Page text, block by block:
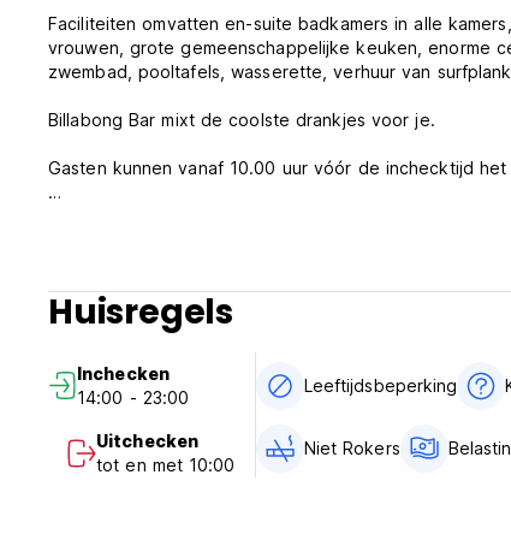
Faciliteiten omvatten en-suite badkamers in alle
vrouwen, grote gemeenschappelijke keuken, enorme
zwembad, pooltafels, wasserette, verhuur van
Billabong Bar mixt de coolste drankjes voor je.
Gasten kunnen vanaf 10.00 uur vóór de inchecktijd
Om teleurstelling te voorkomen dient u tussen de 18
privékamers die net ouder zijn dan 18 jaar. Alle
inchecken. Er worden geen uitzonderingen gemaakt.
in onze budget tweepersoons-, tweepersoons- of
Wij accepteren geen Schoolies.
Er wordt geen restitutie verleend voor
ter beoordeling van het management.
Huisregels
Inchecken
14:00 - 23:00
Uitchecken
tot en met 10:00
Leeftijdsbeperking
Niet Rokers